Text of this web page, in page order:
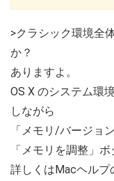
>クラシック環境全
か？
ありますよ。
OS X のシステム環
しながら
「メモリ/バージョ
「メモリを調整」ボ
詳しくはMacヘルプ